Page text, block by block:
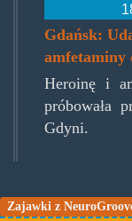
Gdańsk:
amfetaminy
Heroinę i
próbowała
Gdyni.
Zajawki z